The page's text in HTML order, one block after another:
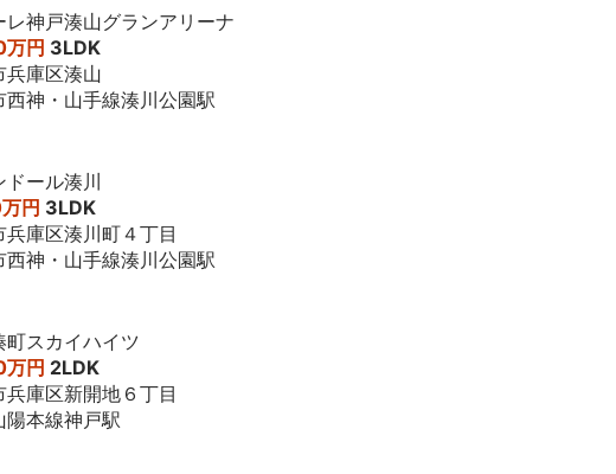
レ神戸湊山グランアリーナ
円 3LDK
兵庫区湊山
西神・山手線湊川公園駅
ドール湊川
円 3LDK
兵庫区湊川町４丁目
西神・山手線湊川公園駅
町スカイハイツ
円 2LDK
兵庫区新開地６丁目
陽本線神戸駅